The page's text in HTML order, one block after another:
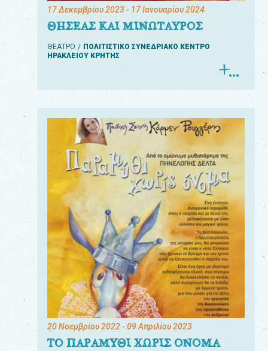
17 Δεκεμβρίου 2023- 17 Ιανουαρίου 2024
ΘΗΣΕΑΣ ΚΑΙ ΜΙΝΩΤΑΥΡΟΣ
ΘΕΑΤΡΟ
ΠΟΛΙΤΙΣΤΙΚΟ ΣΥΝΕΔΡΙΑΚΟ ΚΕΝΤΡΟ
ΗΡΑΚΛΕΙΟΥ ΚΡΗΤΗΣ
20 Νοεμβρίου 2022- 09 Απριλίου 2023
ΤΟ ΠΑΡΑΜΥΘΙ ΧΩΡΙΣ ΟΝΟΜΑ